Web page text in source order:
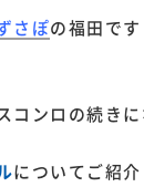
さぽの福田です
ンロの続きに
についてご紹